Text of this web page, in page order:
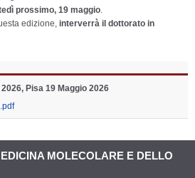
prossimo, 19 maggio.
edizione, interverrà il dottorato in
Pisa 19 Maggio 2026
MOLECOLARE E DELLO